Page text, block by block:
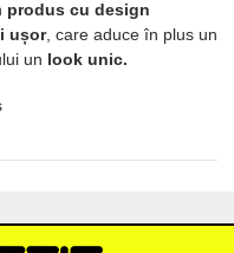
produs cu design
ușor, care aduce în plus un
un look unic.